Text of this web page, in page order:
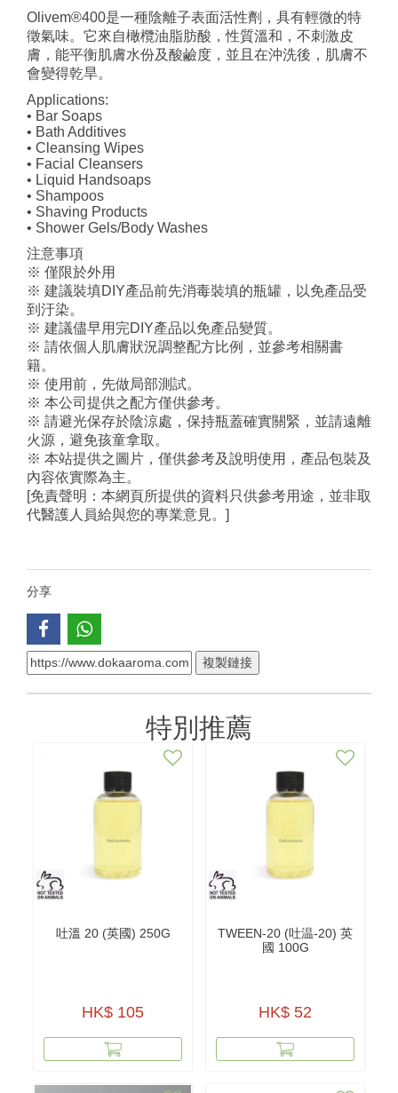
Olivem®400是一種陰離子表面活性劑，具有輕微的特
徵氣味。它來自橄欖油脂肪酸，性質溫和，不刺激皮
膚，能平衡肌膚水份及酸鹼度，並且在沖洗後，肌膚不
會變得乾旱。
Applications:
• Bar Soaps
• Bath Additives
• Cleansing Wipes
• Facial Cleansers
• Liquid Handsoaps
• Shampoos
• Shaving Products
• Shower Gels/Body Washes
注意事項
※ 僅限於外用
※ 建議裝填DIY產品前先消毒裝填的瓶罐，以免產品受
到汙染。
※ 建議儘早用完DIY產品以免產品變質。
※ 請依個人肌膚狀況調整配方比例，並參考相關書
籍。
※ 使用前，先做局部測試。
※ 本公司提供之配方僅供參考。
※ 請避光保存於陰涼處，保持瓶蓋確實關緊，並請遠離
火源，避免孩童拿取。
※ 本站提供之圖片，僅供參考及說明使用，產品包裝及
內容依實際為主。
[免責聲明：本網頁所提供的資料只供參考用途，並非取
代醫護人員給與您的專業意見。]
分享
複製鏈接
特別推薦
吐溫 20 (英國) 250G
HK$ 105
TWEEN-20 (吐温-20) 英
國 100G
HK$ 52